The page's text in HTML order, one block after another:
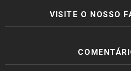
VISITE O NOSSO